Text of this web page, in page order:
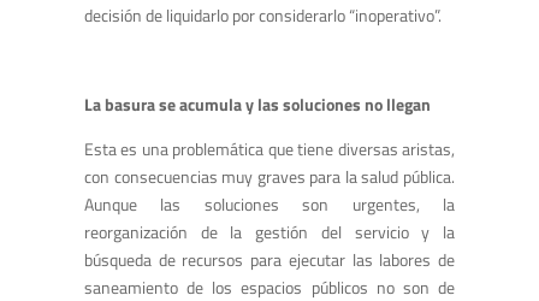
decisión de liquidarlo por considerarlo “inoperativo”.
La basura se acumula y las soluciones no llegan
Esta es una problemática que tiene diversas aristas,
con consecuencias muy graves para la salud pública.
Aunque las soluciones son urgentes, la
reorganización de la gestión del servicio y la
búsqueda de recursos para ejecutar las labores de
saneamiento de los espacios públicos no son de